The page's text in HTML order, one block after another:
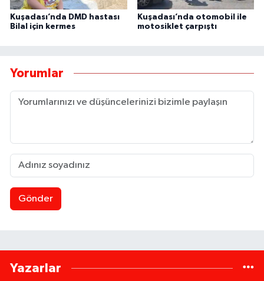
Kuşadası’nda DMD hastası
Bilal için kermes
Kuşadası’nda otomobil ile
motosiklet çarpıştı
Yorumlar
Gönder
Yazarlar